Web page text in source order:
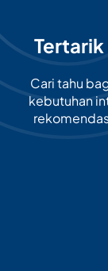
Cari tahu
kebutuhan